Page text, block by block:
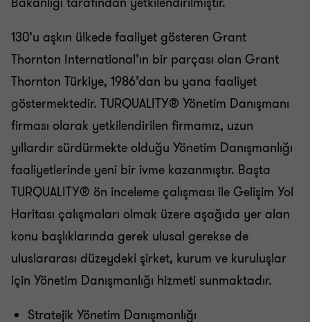
130’u aşkın ülkede faaliyet gösteren Grant
Thornton International’ın bir parçası olan Grant
Thornton Türkiye, 1986’dan bu yana faaliyet
göstermektedir. TURQUALITY® Yönetim Danışmanı
firması olarak yetkilendirilen firmamız, uzun
yıllardır sürdürmekte olduğu Yönetim Danışmanlığı
faaliyetlerinde yeni bir ivme kazanmıştır. Başta
TURQUALITY® ön inceleme çalışması ile Gelişim Yol
Haritası çalışmaları olmak üzere aşağıda yer alan
konu başlıklarında gerek ulusal gerekse de
uluslararası düzeydeki şirket, kurum ve kuruluşlar
için Yönetim Danışmanlığı hizmeti sunmaktadır.
Stratejik Yönetim Danışmanlığı